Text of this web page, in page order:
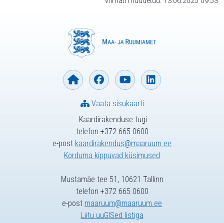
Kaardirakenduse tugi
telefon +372 665 0600
e-post kaardirakendus@maaruum.ee
Korduma kippuvad küsimused
Vaata sisukaarti
Mustamäe tee 51, 10621 Tallinn
telefon +372 665 0600
e-post maaruum@maaruum.ee
Liitu uuGISed listiga